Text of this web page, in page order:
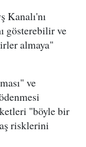
Kanalı'nı
gösterebilir ve
almaya"
ve
"böyle bir
risklerini